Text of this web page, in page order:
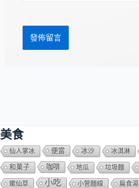
美食
仙人掌冰 便當 冰沙 冰淇淋
和菓子 咖啡 地瓜 垃圾麵
嫰仙草 小吃 小管麵線 扁食湯